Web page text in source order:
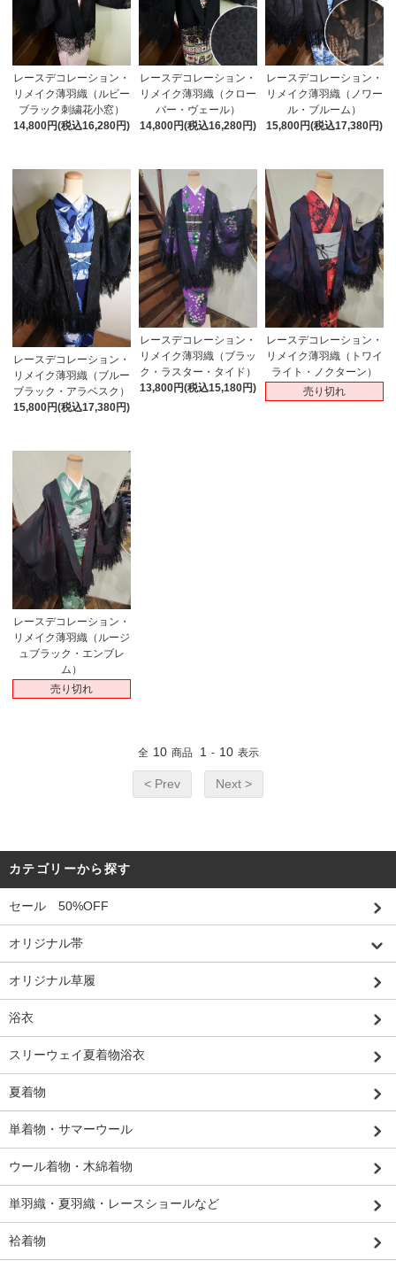
レースデコレーション・
リメイク薄羽織（ルビー
ブラック刺繍花小窓）
14,800円(税込16,280円)
レースデコレーション・
リメイク薄羽織（クロー
バー・ヴェール）
14,800円(税込16,280円)
レースデコレーション・
リメイク薄羽織（ノワー
ル・ブルーム）
15,800円(税込17,380円)
レースデコレーション・
リメイク薄羽織（ブルー
ブラック・アラベスク）
15,800円(税込17,380円)
レースデコレーション・
リメイク薄羽織（ブラッ
ク・ラスター・タイド）
13,800円(税込15,180円)
レースデコレーション・
リメイク薄羽織（トワイ
ライト・ノクターン）
売り切れ
レースデコレーション・
リメイク薄羽織（ルージ
ュブラック・エンブレ
ム）
売り切れ
全 10 商品 1 - 10 表示
< Prev Next >
カテゴリーから探す
セール 50%OFF
オリジナル帯
オリジナル草履
浴衣
スリーウェイ夏着物浴衣
夏着物
単着物・サマーウール
ウール着物・木綿着物
単羽織・夏羽織・レースショールなど
袷着物